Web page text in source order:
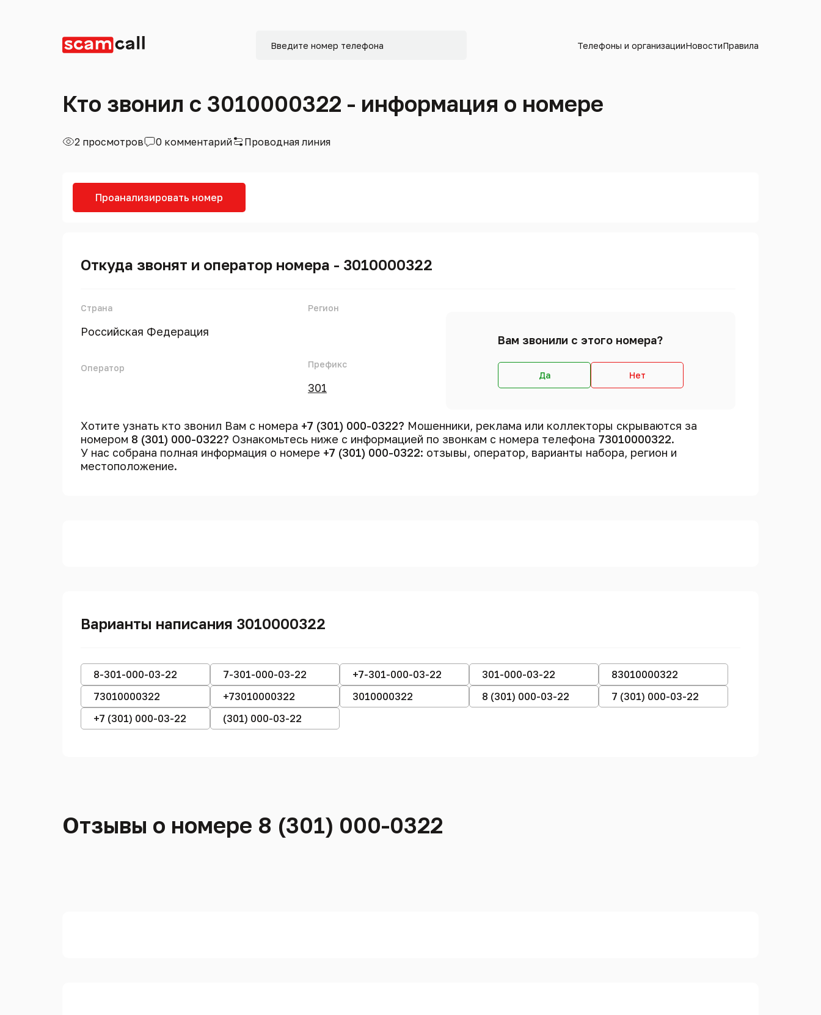
Телефоны и организацииНовостиПравила
Кто звонил с 3010000322 - информация о номере
2 просмотров 0 комментарий Проводная линия
Проанализировать номер
Откуда звонят и оператор номера - 3010000322
Страна
Российская Федерация
Оператор
Регион
Префикс
301
Вам звонили с этого номера?
Да Нет
Хотите узнать кто звонил Вам с номера +7 (301) 000-0322? Мошенники, реклама или коллекторы скрываются за
номером 8 (301) 000-0322? Ознакомьтесь ниже с информацией по звонкам с номера телефона 73010000322.
У нас собрана полная информация о номере +7 (301) 000-0322: отзывы, оператор, варианты набора, регион и
местоположение.
Варианты написания 3010000322
8-301-000-03-22 7-301-000-03-22 +7-301-000-03-22 301-000-03-22
83010000322
73010000322
+73010000322 3010000322 8 (301) 000-03-22
7 (301) 000-03-22
+7 (301) 000-03-22
(301) 000-03-22
Отзывы о номере 8 (301) 000-0322